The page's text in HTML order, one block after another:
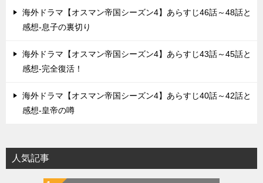
海外ドラマ【オスマン帝国シーズン4】あらすじ46話～48話と
感想-息子の裏切り
海外ドラマ【オスマン帝国シーズン4】あらすじ43話～45話と
感想-完全復活！
海外ドラマ【オスマン帝国シーズン4】あらすじ40話～42話と
感想-皇帝の噂
人気記事